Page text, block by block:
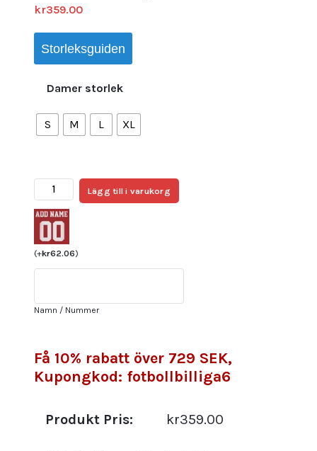
kr359.00
Storleksguiden
Damer storlek
S M L XL
USA
Borta
VM
2026
Dam
–
Pulisic
mängd
Lägg till i varukorg
(+kr62.06)
Namn / Nummer
Få 10% rabatt över 729 SEK,
Kupongkod: fotbollbilliga6
Produkt Pris: kr359.00